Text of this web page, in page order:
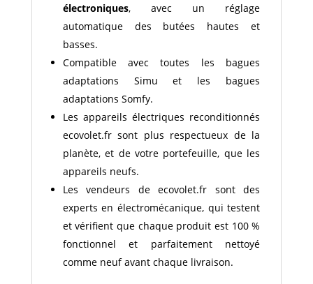
électroniques, avec un réglage
automatique des butées hautes et
basses.
Compatible avec toutes les bagues
adaptations Simu et les bagues
adaptations Somfy.
Les appareils électriques reconditionnés
ecovolet.fr sont plus respectueux de la
planète, et de votre portefeuille, que les
appareils neufs.
Les vendeurs de ecovolet.fr sont des
experts en électromécanique, qui testent
et vérifient que chaque produit est 100 %
fonctionnel et parfaitement nettoyé
comme neuf avant chaque livraison.